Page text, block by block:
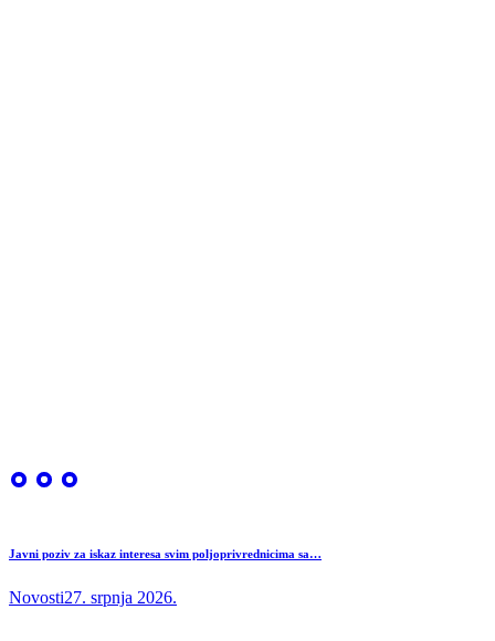
Javni poziv za iskaz interesa svim poljoprivrednicima sa…
Novosti27. srpnja 2026.